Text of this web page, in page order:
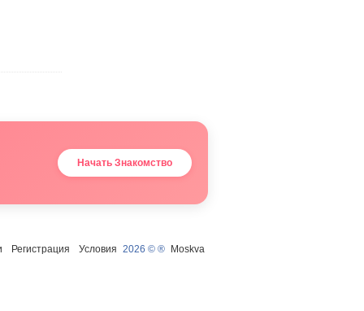
Начать Знакомство
Регистрация Условия 2026 © ® Moskva